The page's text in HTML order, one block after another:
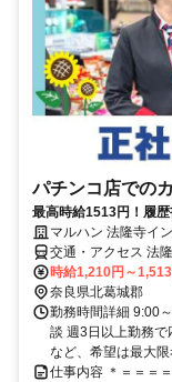
パチンコ店での
最高時給1513円！履
マルハン 法隆寺イ
交通・アクセス 法
(徒歩13分)
時給1,210円～
奈良県北葛城郡
勤務時間詳細 9:00
談 週3日以上勤務で
など、希望は最大限
仕事内容 ＊＝＝＝